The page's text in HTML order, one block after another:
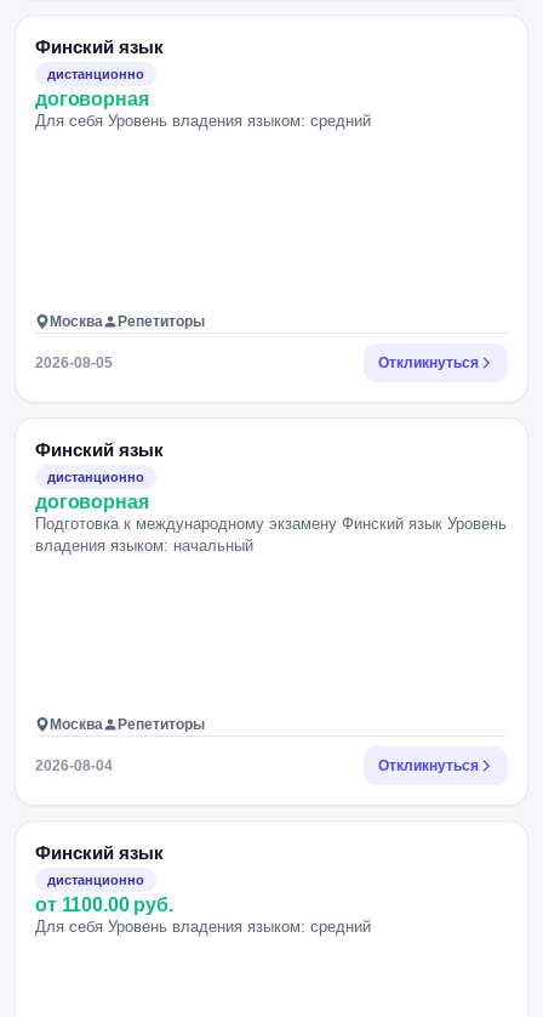
Финский язык
дистанционно
договорная
Для себя Уровень владения языком: средний
Москва Репетиторы
2026-08-05 Откликнуться
Финский язык
дистанционно
договорная
Подготовка к международному экзамену Финский язык Уровень
владения языком: начальный
Москва Репетиторы
2026-08-04 Откликнуться
Финский язык
дистанционно
от 1100.00 руб.
Для себя Уровень владения языком: средний